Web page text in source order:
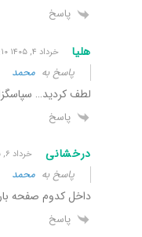
پاسخ
هلیا خرداد ۴, ۱۴۰۵ ۰:۱۰ ق٫ظ
پاسخ به محمد
لطف کردید…
پاسخ
درخشانی خرداد ۶, ۱۴۰۵ ۵:۰۳ ب٫ظ
پاسخ به محمد
داخل کدوم صفحه
پاسخ